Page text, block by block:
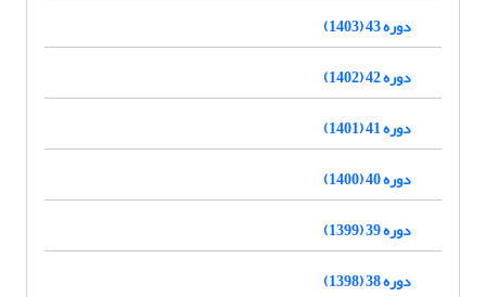
دوره 43 (1403)
دوره 42 (1402)
دوره 41 (1401)
دوره 40 (1400)
دوره 39 (1399)
دوره 38 (1398)